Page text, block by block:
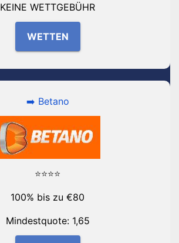
KEINE WETTGEBÜHR
WETTEN
➡️ Betano
⭐⭐⭐⭐
100% bis zu €80
Mindestquote: 1,65